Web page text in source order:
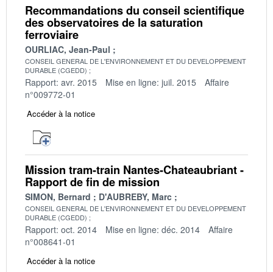
Recommandations du conseil scientifique
des observatoires de la saturation
ferroviaire
OURLIAC, Jean-Paul
CONSEIL GENERAL DE L'ENVIRONNEMENT ET DU DEVELOPPEMENT
DURABLE (CGEDD)
Rapport: avr. 2015 Mise en ligne: juil. 2015
Affaire
n°009772-01
Accéder à la notice
Mission tram-train Nantes-Chateaubriant -
Rapport de fin de mission
SIMON, Bernard D'AUBREBY, Marc
CONSEIL GENERAL DE L'ENVIRONNEMENT ET DU DEVELOPPEMENT
DURABLE (CGEDD)
Rapport: oct. 2014 Mise en ligne: déc. 2014
Affaire
n°008641-01
Accéder à la notice